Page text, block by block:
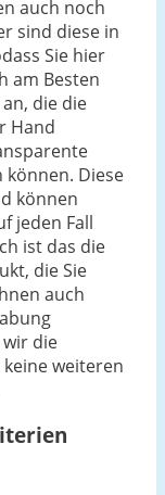
auch noch
sind diese in
Sie hier
am Besten
die die
Hand
können. Diese
können
jeden Fall
ist das die
die Sie
auch
die
weiteren